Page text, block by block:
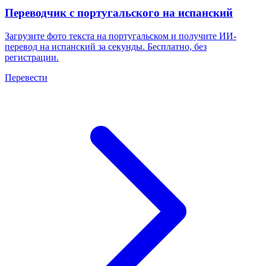
Переводчик с португальского на испанский
Загрузите фото текста на португальском и получите ИИ-
перевод на испанский за секунды. Бесплатно, без
регистрации.
Перевести